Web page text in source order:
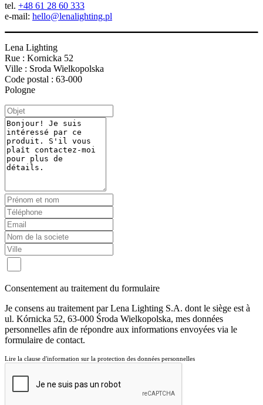
tel. +48 61 28 60 333
e-mail: hello@lenalighting.pl
Lena Lighting
Rue : Kornicka 52
Ville : Sroda Wielkopolska
Code postal : 63-000
Pologne
Consentement au traitement du formulaire
Je consens au traitement par Lena Lighting S.A. dont le siège est à
ul. Kórnicka 52, 63-000 Środa Wielkopolska, mes données
personnelles afin de répondre aux informations envoyées via le
formulaire de contact.
Lire la clause d'information sur la protection des données personnelles